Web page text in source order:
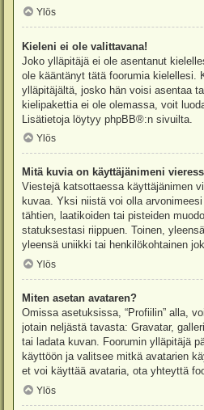
Ylös
Kieleni ei ole valittavana!
Joko ylläpitäjä ei ole asentanut
ole kääntänyt tätä foorumia kielellesi.
ylläpitäjältä, josko hän voisi asentaa
kielipakettia ei ole olemassa, voit
Lisätietoja löytyy phpBB®:n sivuilta.
Ylös
Mitä kuvia on käyttäjänimeni
Viestejä katsottaessa käyttäjänimen
kuvaa. Yksi niistä voi olla
tähtien, laatikoiden tai pisteiden
statuksestasi riippuen. Toinen,
yleensä uniikki tai henkilökohtainen
Ylös
Miten asetan avataren?
Omissa asetuksissa, “Profiilin” alla,
jotain neljästä tavasta: Gravatar,
tai ladata kuvan. Foorumin ylläpitäjä
käyttöön ja valitsee mitkä avatarien
et voi käyttää avataria, ota yhteyttä
Ylös